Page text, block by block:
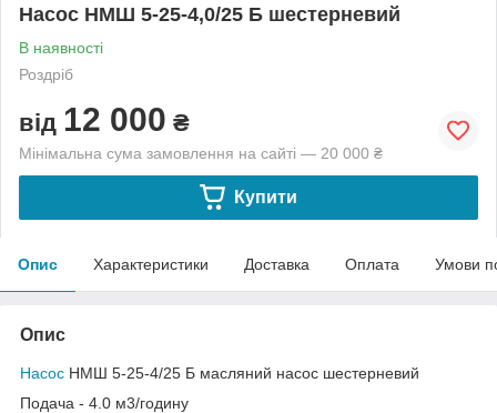
Насос НМШ 5-25-4,0/25 Б шестерневий
В наявності
Роздріб
від 12 000 ₴
Мінімальна сума замовлення на сайті — 20 000 ₴
Купити
Опис Характеристики Доставка Оплата Умови
Опис
Насос НМШ 5-25-4/25 Б масляний насос шестерневий
Подача - 4.0 м3/годину